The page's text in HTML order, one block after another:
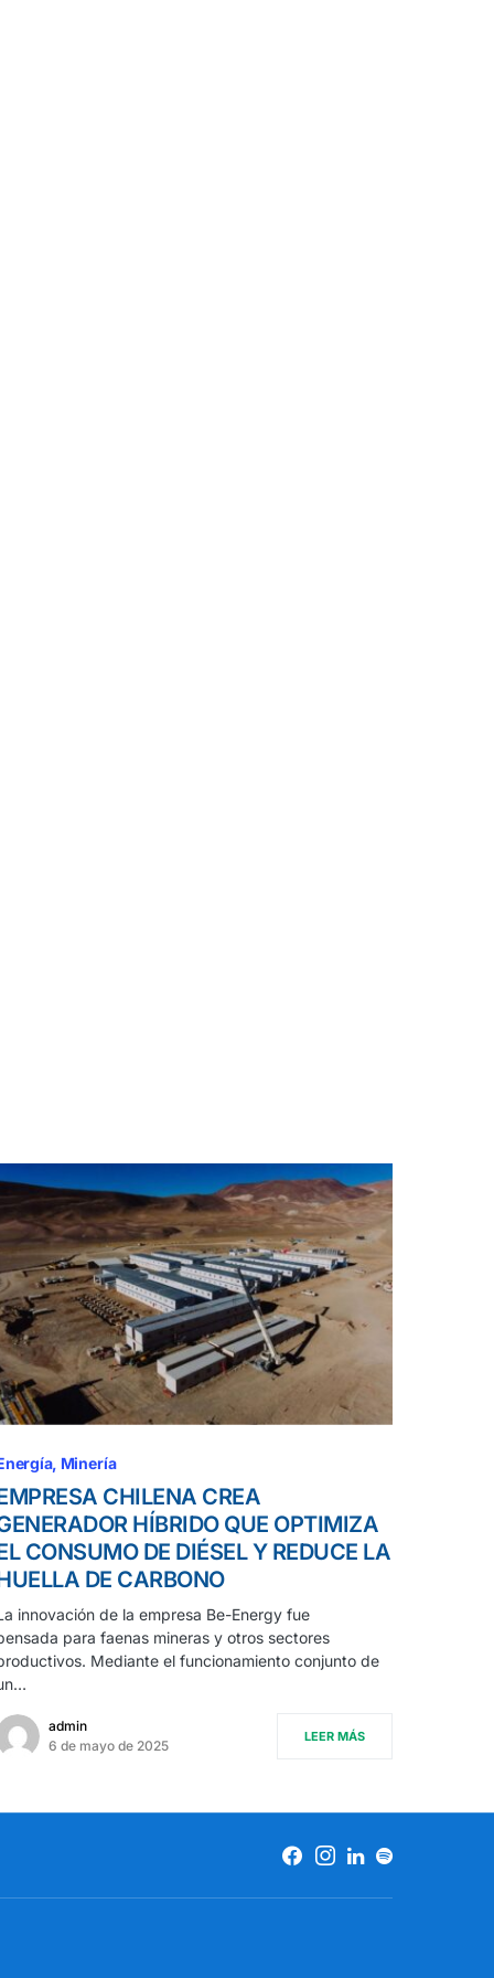
Minería
CHILENA CREA
HÍBRIDO QUE OPTIMIZA
CONSUMO DE DIÉSEL Y REDUCE LA
DE CARBONO
innovación de la empresa Be-Energy fue
para faenas mineras y otros sectores
Mediante el funcionamiento conjunto de
admin
6 de mayo de 2025
LEER MÁS